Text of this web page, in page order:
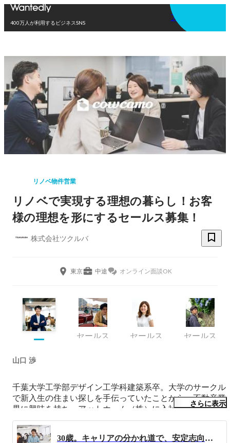
400万人が利用するビジネスSNS
アプリを使う
リノベ物件営業
リノベで実現する理想の暮らし！お客
様の理想を形にするセールス募集！
株式会社ツクルバ
東京 中途 オンライン面談OK
セールス セールス セールス
山口 渉
千葉大学工学部デザイン工学科建築系卒。大学のサークル
で新入生の住まい探しを手伝っていたことから、不動産業
界に興味を持ち、アットホーム（株）に入社。法人営業と
サービス企画の両方を経験し、リノベーションの領域に特
化した仕事をしたいと思い、（株）ツクルバにjoin。
さらに表示
30歳。キャリアの分かれ道で、安定志向の僕がベンチャーに飛び込んだ理由と、その後。